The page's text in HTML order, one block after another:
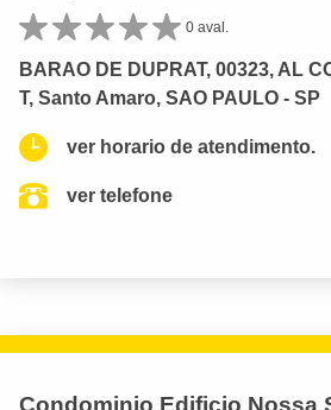
0 aval.
BARAO DE DUPRAT, 00323, AL
T, Santo Amaro, SAO PAULO - SP
ver horario de atendimento.
ver telefone
Condominio Edificio Nossa